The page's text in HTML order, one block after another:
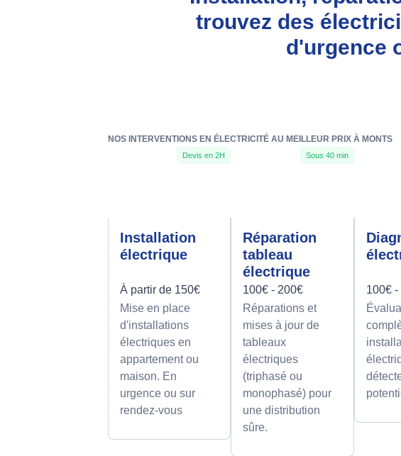
trouvez des
d'urgence
NOS INTERVENTIONS EN ÉLECTRICITÉ AU MEILLEUR PRIX À MONTS
Devis en 2H
Installation
électrique
À partir de 150€
Mise en place
d'installations
électriques en
appartement ou
maison. En
urgence ou sur
rendez-vous
Sous 40 min
Réparation
tableau
électrique
100€ - 200€
Réparations et
mises à jour de
tableaux
électriques
(triphasé ou
monophasé) pour
une distribution
sûre.
100€ -